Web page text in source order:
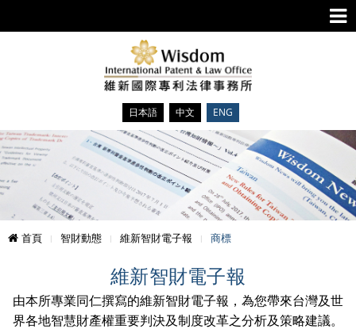
日本語 中文 ENG
首頁 智財動態 維新智財電子報 商標
維新智財電子報
由本所專業同仁撰寫的維新智財電子報，為您帶來台灣及世
界各地智慧財產權重要判決及制度改革之分析及策略建議。